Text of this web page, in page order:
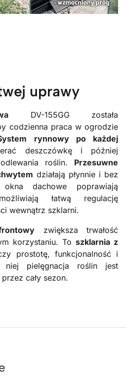
uprawy
DV-155GG została
codzienna praca w ogrodzie
rynnowy po każdej
deszczówkę i później
roślin. Przesuwne
działają płynnie i bez
dachowe poprawiają
łatwą regulację
wewnątrz szklarni.
zwiększa trwałość
korzystaniu. To szklarnia z
prostotę, funkcjonalność i
niej pielęgnacja roślin jest
cały sezon.